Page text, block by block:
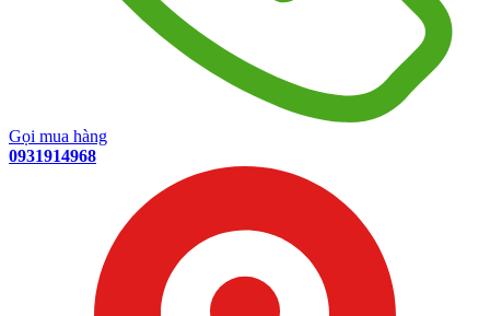
Gọi mua hàng
0931914968